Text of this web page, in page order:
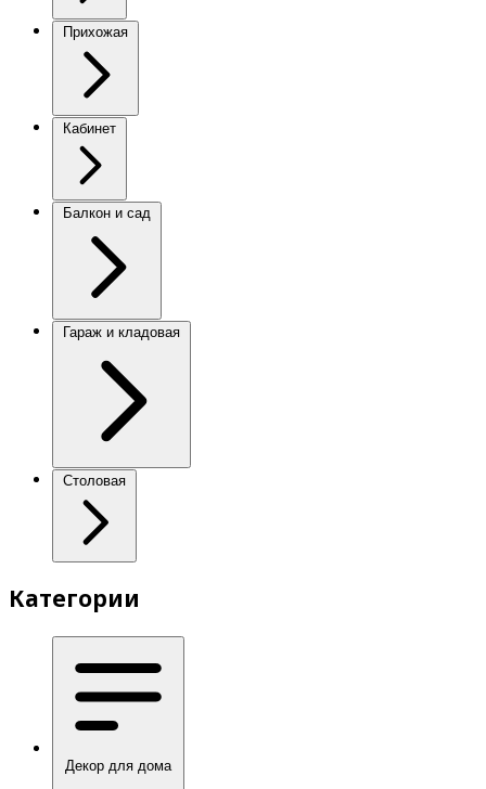
Прихожая
Кабинет
Балкон и сад
Гараж и кладовая
Столовая
Категории
Декор для дома